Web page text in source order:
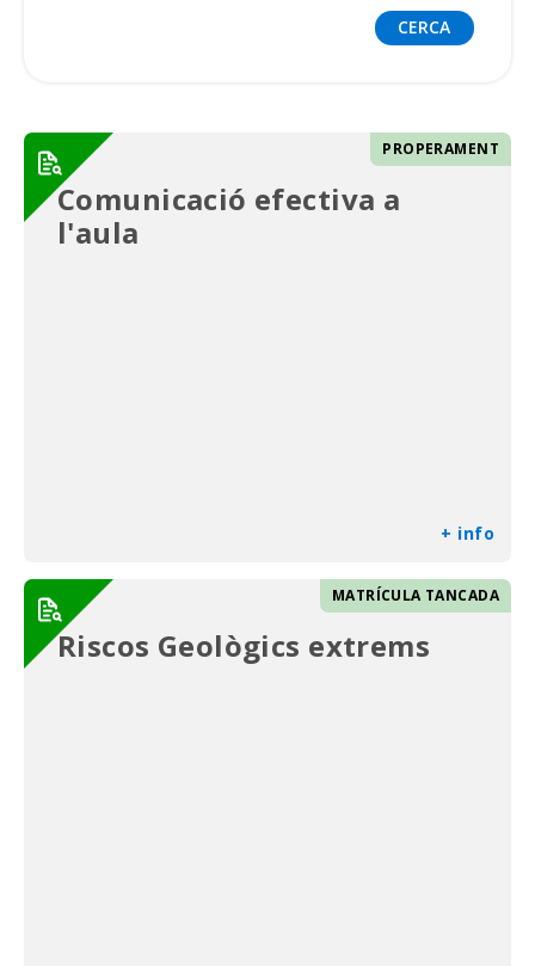
PROPERAMENT
Comunicació efectiva a
l'aula
+ info
MATRÍCULA TANCADA
Riscos Geològics extrems